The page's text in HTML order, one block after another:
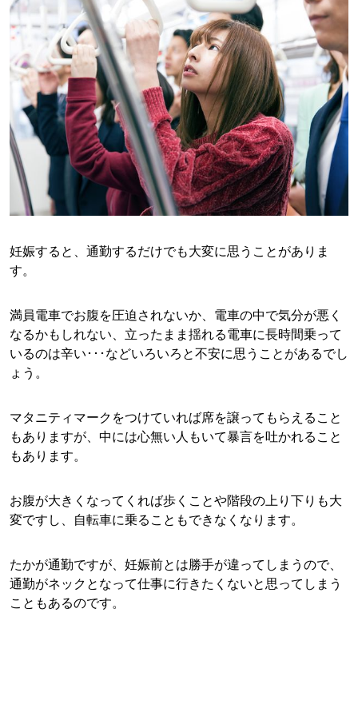
妊娠すると、通勤するだけでも大変に思うことがありま
す。
満員電車でお腹を圧迫されないか、電車の中で気分が悪く
なるかもしれない、立ったまま揺れる電車に長時間乗って
いるのは辛い･･･などいろいろと不安に思うことがあるでし
ょう。
マタニティマークをつけていれば席を譲ってもらえること
もありますが、中には心無い人もいて暴言を吐かれること
もあります。
お腹が大きくなってくれば歩くことや階段の上り下りも大
変ですし、自転車に乗ることもできなくなります。
たかが通勤ですが、妊娠前とは勝手が違ってしまうので、
通勤がネックとなって仕事に行きたくないと思ってしまう
こともあるのです。